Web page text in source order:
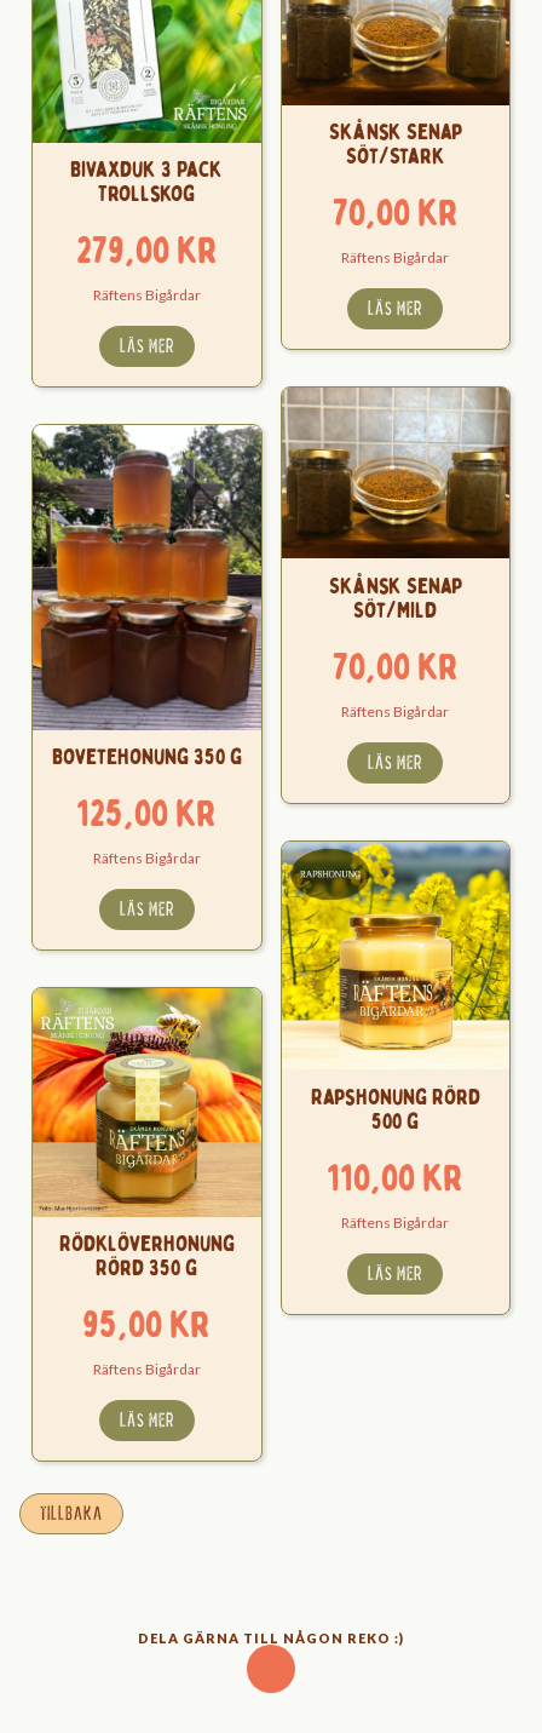
Bivaxduk 3 Pack
Trollskog
279,00kr
Räftens Bigårdar
LÄS MER
Skånsk Senap
Söt/Stark
70,00kr
Räftens Bigårdar
LÄS MER
Skånsk Senap
Söt/Mild
70,00kr
Räftens Bigårdar
LÄS MER
Bovetehonung 350 g
125,00kr
Räftens Bigårdar
LÄS MER
Rapshonung Rörd
500 g
110,00kr
Räftens Bigårdar
LÄS MER
Rödklöverhonung
Rörd 350 g
95,00kr
Räftens Bigårdar
LÄS MER
TILLBAKA
DELA GÄRNA TILL NÅGON REKO :)